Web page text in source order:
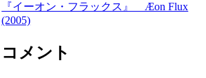
『イーオン・フラックス』 Æon Flux
(2005)
コメント